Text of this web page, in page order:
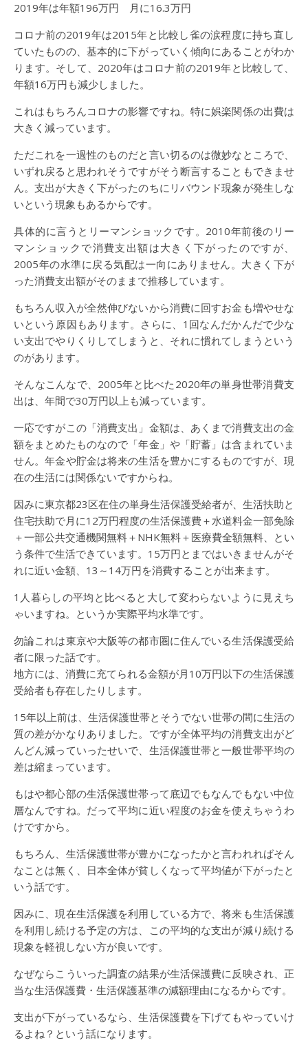
2019年は年額196万円 月に16.3万円
コロナ前の2019年は2015年と比較し雀の涙程度に持ち直し
ていたものの、基本的に下がっていく傾向にあることがわか
ります。そして、2020年はコロナ前の2019年と比較して、
年額16万円も減少しました。
これはもちろんコロナの影響ですね。特に娯楽関係の出費は
大きく減っています。
ただこれを一過性のものだと言い切るのは微妙なところで、
いずれ戻ると思われそうですがそう断言することもできませ
ん。支出が大きく下がったのちにリバウンド現象が発生しな
いという現象もあるからです。
具体的に言うとリーマンショックです。2010年前後のリー
マンショックで消費支出額は大きく下がったのですが、
2005年の水準に戻る気配は一向にありません。大きく下が
った消費支出額がそのままで推移しています。
もちろん収入が全然伸びないから消費に回すお金も増やせな
いという原因もあります。さらに、1回なんだかんだで少な
い支出でやりくりしてしまうと、それに慣れてしまうという
のがあります。
そんなこんなで、2005年と比べた2020年の単身世帯消費支
出は、年間で30万円以上も減っています。
一応ですがこの「消費支出」金額は、あくまで消費支出の金
額をまとめたものなので「年金」や「貯蓄」は含まれていま
せん。年金や貯金は将来の生活を豊かにするものですが、現
在の生活には関係ないですからね。
因みに東京都23区在住の単身生活保護受給者が、生活扶助と
住宅扶助で月に12万円程度の生活保護費＋水道料金一部免除
＋一部公共交通機関無料＋NHK無料＋医療費全額無料、とい
う条件で生活できています。15万円とまではいきませんがそ
れに近い金額、13～14万円を消費することが出来ます。
1人暮らしの平均と比べると大して変わらないように見えち
ゃいますね。というか実際平均水準です。
勿論これは東京や大阪等の都市圏に住んでいる生活保護受給
者に限った話です。
地方には、消費に充てられる金額が月10万円以下の生活保護
受給者も存在したりします。
15年以上前は、生活保護世帯とそうでない世帯の間に生活の
質の差がかなりありました。ですが全体平均の消費支出がど
んどん減っていったせいで、生活保護世帯と一般世帯平均の
差は縮まっています。
もはや都心部の生活保護世帯って底辺でもなんでもない中位
層なんですね。だって平均に近い程度のお金を使えちゃうわ
けですから。
もちろん、生活保護世帯が豊かになったかと言われればそん
なことは無く、日本全体が貧しくなって平均値が下がったと
いう話です。
因みに、現在生活保護を利用している方で、将来も生活保護
を利用し続ける予定の方は、この平均的な支出が減り続ける
現象を軽視しない方が良いです。
なぜならこういった調査の結果が生活保護費に反映され、正
当な生活保護費・生活保護基準の減額理由になるからです。
支出が下がっているなら、生活保護費を下げてもやっていけ
るよね？という話になります。